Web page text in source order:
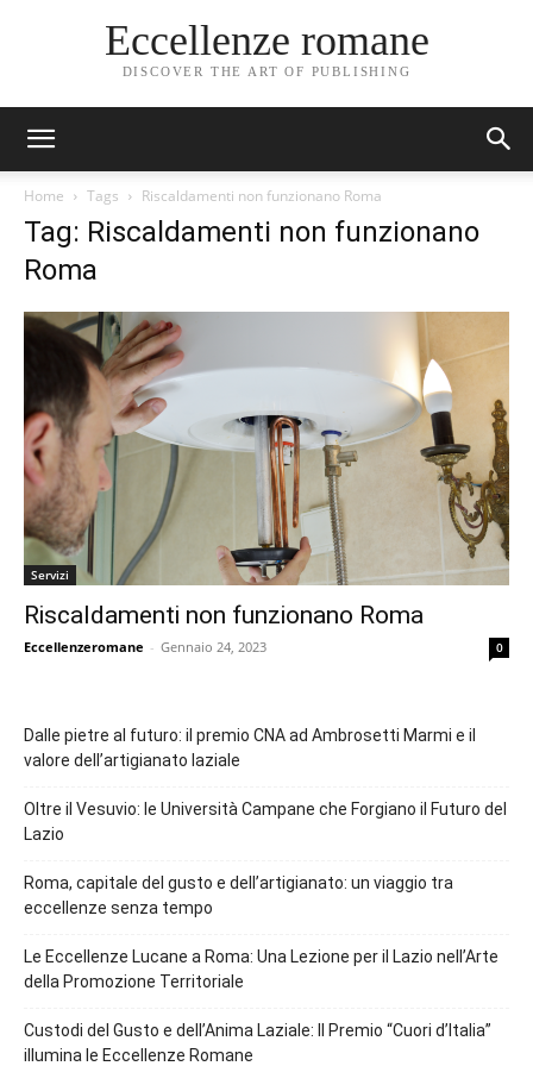
Eccellenze romane
DISCOVER THE ART OF PUBLISHING
Home Tags Riscaldamenti non funzionano Roma
Tag: Riscaldamenti non funzionano
Roma
Servizi
Riscaldamenti non funzionano Roma
Eccellenzeromane - Gennaio 24, 2023 0
Dalle pietre al futuro: il premio CNA ad Ambrosetti Marmi e il
valore dell’artigianato laziale
Oltre il Vesuvio: le Università Campane che Forgiano il Futuro del
Lazio
Roma, capitale del gusto e dell’artigianato: un viaggio tra
eccellenze senza tempo
Le Eccellenze Lucane a Roma: Una Lezione per il Lazio nell’Arte
della Promozione Territoriale
Custodi del Gusto e dell’Anima Laziale: Il Premio “Cuori d’Italia”
illumina le Eccellenze Romane